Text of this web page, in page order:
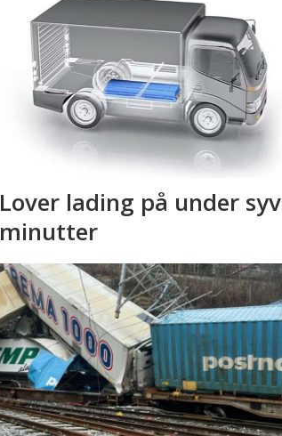
Lover lading på under syv
minutter